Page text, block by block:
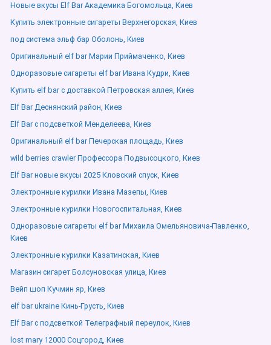
Новые вкусы Elf Bar Академика Богомольца, Киев
Купить электронные сигареты Верхнегорская, Киев
под система эльф бар Оболонь, Киев
Оригинальный elf bar Марии Приймаченко, Киев
Одноразовые сигареты elf bar Ивана Кудри, Киев
Купить elf bar с доставкой Петровская аллея, Киев
Elf Bar Деснянский район, Киев
Elf Bar с подсветкой Менделеева, Киев
Оригинальный elf bar Печерская площадь, Киев
wild berries crawler Профессора Подвысоцкого, Киев
Elf Bar новые вкусы 2025 Кловский спуск, Киев
Электронные курилки Ивана Мазепы, Киев
Электронные курилки Новогоспитальная, Киев
Одноразовые сигареты elf bar Михаила Омельяновича-Павленко,
Киев
Электронные курилки Казатинская, Киев
Магазин сигарет Болсуновская улица, Киев
Вейп шоп Кучмин яр, Киев
elf bar ukraine Кинь-Грусть, Киев
Elf Bar с подсветкой Телеграфный переулок, Киев
lost mary 12000 Соцгород, Киев